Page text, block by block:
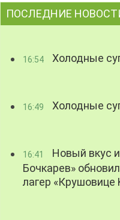
ПОСЛЕДНИЕ
16:54 Холодные
16:49 Холодные
16:41
Новый вкус
Бочкарев»
лагер «Крушовице